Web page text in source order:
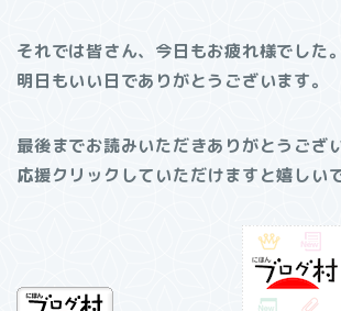
それでは皆さん、今日もお疲れ様でした。
明日もいい日でありがとうございます。
最後までお読みいただきありがとうござ
応援クリックしていただけますと嬉しい